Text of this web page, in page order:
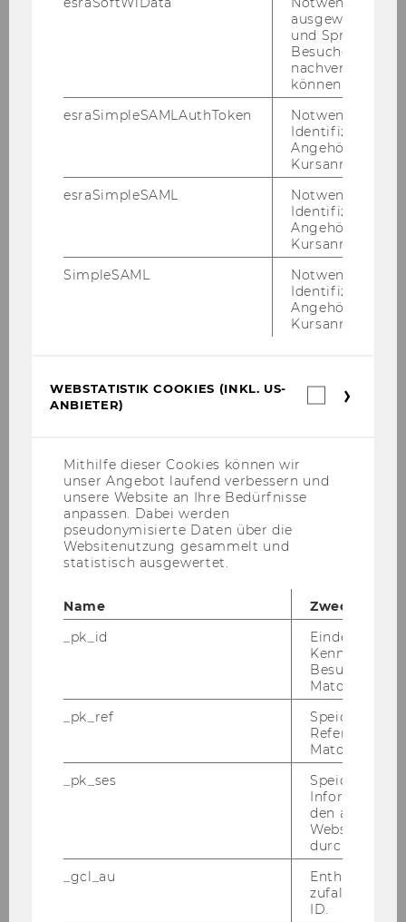
550 Theater mit Bühne
Stehbuffet 25 Stehtische + 20
AV-​Medientechnik
ausgewählte
und
Besuchers
nachverfolgen
können.
esraSimpleSAMLAuthToken
Notwendig zur
Identifizierung
Angehörige/r für
Kursanmeldung.
esraSimpleSAML
Notwendig zur
Identifizierung
Angehörige/r für
Kursanmeldung.
SimpleSAML
Notwendig zur
Identifizierung
Angehörige/r für
Kursanmeldung.
WEBSTATISTIK COOKIES (INKL. US-
ANBIETER)
Mithilfe dieser Cookies können wir
unser Angebot laufend verbessern und
unsere Website an Ihre Bedürfnisse
anpassen. Dabei werden
pseudonymisierte Daten über die
Websitenutzung gesammelt und
statistisch ausgewertet.
Name
Zweck
_pk_id
Eindeutige
Besuchers
Matomo.
_pk_ref
Speicherung
Referrers
Matomo.
_pk_ses
Speicherung
den aktuellen
durch
_gcl_au
Enthält eine
ID.